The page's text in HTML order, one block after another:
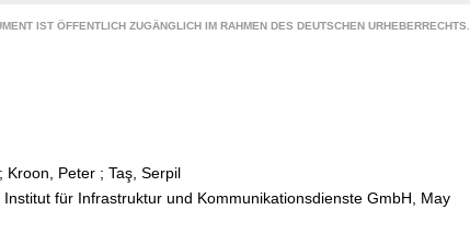
IST ÖFFENTLICH ZUGÄNGLICH IM RAHMEN DES DEUTSCHEN URHEBERRECHTS.
; Kroon, Peter ; Taş, Serpil
für Infrastruktur und Kommunikationsdienste GmbH, May